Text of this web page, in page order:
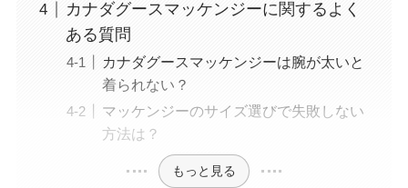
カナダグースマッケンジーに関するよく
ある質問
カナダグースマッケンジーは腕が太いと
着られない？
マッケンジーのサイズ選びで失敗しない
方法は？
もっと見る